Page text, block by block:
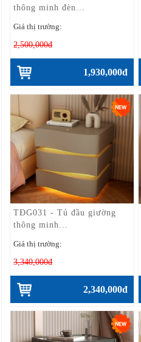
thông minh đèn...
Giá thị trường:
2,500,000đ
1,930,000đ
TĐG031 - Tủ đầu giường
thông minh...
Giá thị trường:
3,340,000đ
2,340,000đ